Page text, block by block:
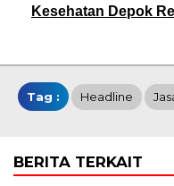
Kesehatan Depok
Tag : Headline
BERITA TERKAIT